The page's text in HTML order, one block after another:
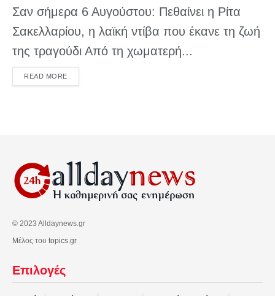
Σαν σήμερα 6 Αυγούστου: Πεθαίνει η Ρίτα
Σακελλαρίου, η λαϊκή ντίβα που έκανε τη ζωή
της τραγούδι Από τη χωματερή...
READ MOREDETAILS
© 2023 Alldaynews.gr
Μέλος του topics.gr
Επιλογές